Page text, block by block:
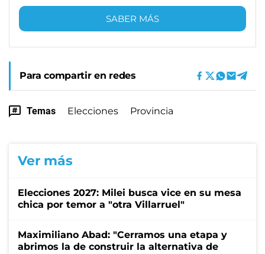
SABER MÁS
Para compartir en redes
Temas Elecciones Provincia
Ver más
Elecciones 2027: Milei busca vice en su mesa
chica por temor a "otra Villarruel"
Maximiliano Abad: "Cerramos una etapa y
abrimos la de construir la alternativa de